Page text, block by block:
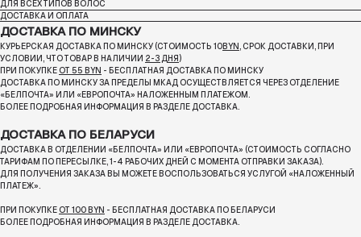
ДЛЯ ВСЕХ ТИПОВ ВОЛОС
ДОСТАВКА И ОПЛАТА
ДОСТАВКА ПО МИНСКУ
КУРЬЕРСКАЯ ДОСТАВКА ПО МИНСКУ (СТОИМОСТЬ 10BYN, СРОК ДОСТАВКИ, ПРИ
УСЛОВИИ, ЧТО ТОВАР В НАЛИЧИИ 2-3 ДНЯ )
ПРИ ПОКУПКЕ ОТ 55 BYN - БЕСПЛАТНАЯ ДОСТАВКА ПО МИНСКУ
ДОСТАВКА ПО МИНСКУ ЗА ПРЕДЕЛЫ МКАД ОСУЩЕСТВЛЯЕТСЯ ЧЕРЕЗ ОТДЕЛЕНИЕ
«БЕЛПОЧТА» ИЛИ «ЕВРОПОЧТА» НАЛОЖЕННЫМ ПЛАТЕЖОМ.
БОЛЕЕ ПОДРОБНАЯ ИНФОРМАЦИЯ В РАЗДЕЛЕ ДОСТАВКА.
ДОСТАВКА ПО БЕЛАРУСИ
ДОСТАВКА В ОТДЕЛЕНИИ «БЕЛПОЧТА» ИЛИ «ЕВРОПОЧТА» (СТОИМОСТЬ СОГЛАСНО
ТАРИФАМ ПО ПЕРЕСЫЛКЕ, 1-4 РАБОЧИХ ДНЕЙ С МОМЕНТА ОТПРАВКИ ЗАКАЗА).
ДЛЯ ПОЛУЧЕНИЯ ЗАКАЗА ВЫ МОЖЕТЕ ВОСПОЛЬЗОВАТЬСЯ УСЛУГОЙ «НАЛОЖЕННЫЙ
ПЛАТЕЖ».
ПРИ ПОКУПКЕ ОТ 100 BYN - БЕСПЛАТНАЯ ДОСТАВКА ПО БЕЛАРУСИ
БОЛЕЕ ПОДРОБНАЯ ИНФОРМАЦИЯ В РАЗДЕЛЕ ДОСТАВКА.